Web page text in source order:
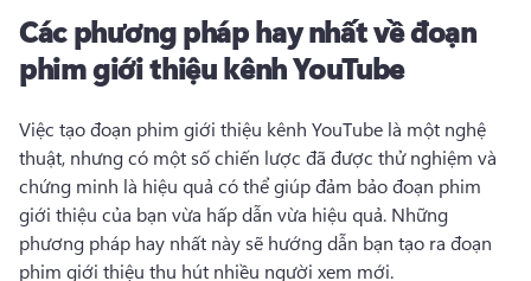
Các phương pháp hay nhất về đoạn
phim giới thiệu kênh YouTube
Việc tạo đoạn phim giới thiệu kênh YouTube là một nghệ
thuật, nhưng có một số chiến lược đã được thử nghiệm và
chứng minh là hiệu quả có thể giúp đảm bảo đoạn phim
giới thiệu của bạn vừa hấp dẫn vừa hiệu quả. Những
phương pháp hay nhất này sẽ hướng dẫn bạn tạo ra đoạn
phim giới thiệu thu hút nhiều người xem mới.